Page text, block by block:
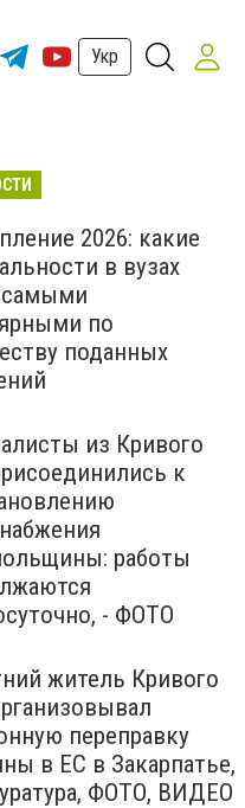
Укр
2026: какие
в вузах
самыми
по
поданных
из Кривого
к
работы
- ФОТО
житель Кривого
переправку
в ЕС в Закарпатье,
ФОТО, ВИДЕО